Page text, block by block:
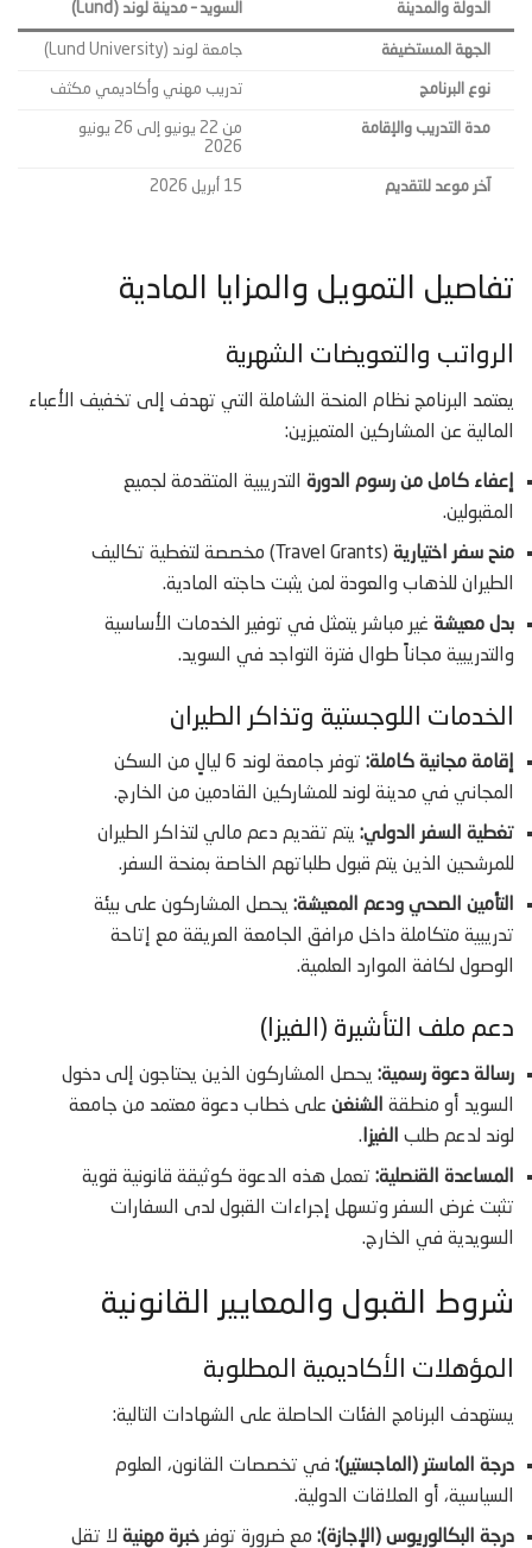
الدولة والمدينة السويد – مدينة لوند (Lund)
الجهة المستضيفة جامعة لوند (Lund University)
نوع البرنامج تدريب مهني وأكاديمي مكثف
مدة التدريب والإقامة
من 22 يونيو إلى 26 يونيو
2026
آخر موعد للتقديم 15 أبريل 2026
تفاصيل التمويل والمزايا المادية
الرواتب والتعويضات الشهرية
يعتمد البرنامج نظام المنحة الشاملة التي تهدف إلى تخفيف الأعباء
المالية عن المشاركين المتميزين:
إعفاء كامل من رسوم الدورة التدريبية المتقدمة لجميع
المقبولين.
منح سفر اختيارية
(Travel Grants) مخصصة لتغطية تكاليف
الطيران للذهاب والعودة لمن يثبت حاجته المادية.
بدل معيشة غير مباشر يتمثل في توفير الخدمات الأساسية
والتدريبية مجاناً طوال فترة التواجد في السويد.
الخدمات اللوجستية وتذاكر الطيران
إقامة مجانية كاملة:
توفر جامعة لوند 6 ليالٍ من السكن
المجاني في مدينة لوند للمشاركين القادمين من الخارج.
تغطية السفر الدولي: يتم تقديم دعم مالي لتذاكر الطيران
للمرشحين الذين يتم قبول طلباتهم الخاصة بمنحة السفر.
التأمين الصحي ودعم المعيشة: يحصل المشاركون على بيئة
تدريبية متكاملة داخل مرافق الجامعة العريقة مع إتاحة
الوصول لكافة الموارد العلمية.
دعم ملف التأشيرة (الفيزا)
رسالة دعوة رسمية: يحصل المشاركون الذين يحتاجون إلى دخول
السويد أو منطقة الشنغن على خطاب دعوة معتمد من جامعة
لوند لدعم طلب الفيزا .
المساعدة القنصلية: تعمل هذه الدعوة كوثيقة قانونية قوية
تثبت غرض السفر وتسهل إجراءات القبول لدى السفارات
السويدية في الخارج.
شروط القبول والمعايير القانونية
المؤهلات الأكاديمية المطلوبة
يستهدف البرنامج الفئات الحاصلة على الشهادات التالية:
درجة الماستر (الماجستير): في تخصصات القانون، العلوم
السياسية، أو العلاقات الدولية.
درجة البكالوريوس (الإجازة): مع ضرورة توفر خبرة مهنية لا تقل